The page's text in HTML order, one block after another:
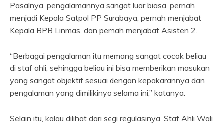
Pasalnya, pengalamannya sangat luar biasa, pernah
menjadi Kepala Satpol PP Surabaya, pernah menjabat
Kepala BPB Linmas, dan pernah menjabat Asisten 2.
“Berbagai pengalaman itu memang sangat cocok beliau
di staf ahli, sehingga beliau ini bisa memberikan masukan
yang sangat objektif sesuai dengan kepakarannya dan
pengalaman yang dimilikinya selama ini,” katanya.
Selain itu, kalau dilihat dari segi regulasinya, Staf Ahli Wali